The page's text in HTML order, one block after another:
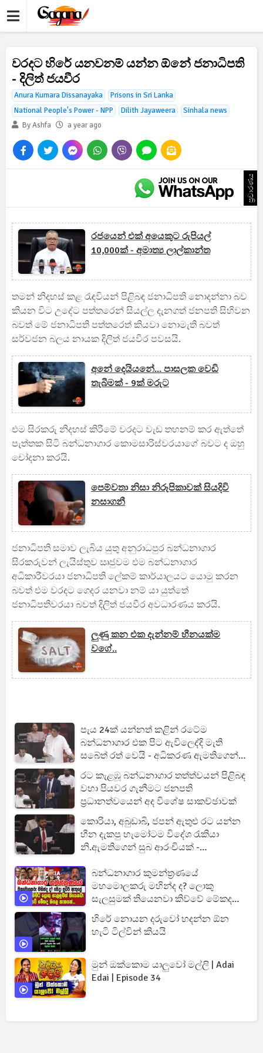
වරදට හිරේ යනවනම් යන්න ඕනේ ජනාධිපති
- දිලිත් ජයවීර
Anura Kumara Dissanayaka
Prisons in Sri Lanka
National People's Power - NPP
Dilith Jayaweera
Sinhala news
By Ashfa
a year ago
ප්‍රචාරණය
රජයෙන් එක් අයෙකුට රුපියල්
10,000ක් - අමාත්‍ය ලාල්කාන්ත
තමන් නිදහස් කළ රැඳවියන් පිළිබඳ ජනාධිපති නොදන්නා බව
කියන විට උදේට පත්තරෙන් සියල්ල දැනගත් ජනපති සිහිවන
බවත් මේ ජනාධිපති පත්තරෙත් කියවා නොමැති බවත්
සර්වජන බලය නායක දිලිත් ජයවීර පවසයි.
අනේ දෙයියනේ... පාසලක වෙඩි
තැබීමක් - 9ක් මරුට
එම සිරකරු නිදහස් කිරීමේ වරදට වැඩ තහනම් කර ඇත්තේ
පැත්තක සිටි බන්ධනාගාර කොමසාරිස්වරයාගේ බවට ද ඔහු
චෝදනා කරයි.
පෙම්වතා නිසා නිරූපිකාවක් සියදිවි
නසාගනී
ජනාධිපති සමාව ලැබිය යුතු අනුරාධපුර බන්ධනාගාර
සිරකරුවන් ලැයිස්තුව ඍජුවම එම බන්ධනාගාර
අධිකාරීවරයා ජනාධිපති ලේකම් කාර්යාලයට යොමු කරන
බවත් එම වරදට ගෙදර යනවා නම් යා යුත්තේ
ජනාධිපතිවරයා බවත් දිලිත් ජයවීර අවධාරණය කරයි.
ලුණු කන එක දැන්නම් හීනයක්ම
වගේ..
පැය 24ක් යන්නත් කළින් රටේම
බන්ධනාගාර එක පිට ඇවිලෙද්දි මැති
සබේත් රත් වෙයි - අධිකරණ ඇමතිගෙන්
පැහැදිලි කිරීමක් ඉල්ලයි
රට කැළඹූ බන්ධනාගාර තත්ත්වයන් පිළිබඳ
වහා පියවර ගැනීමට ජනපති
ප්‍රධානත්වයෙන් අද විශේෂ සාකච්ඡාවක්
කොරියා, අබුඩාබි, ජපන් ඇතුළු රට යන්න
හීන දැකපු හැමෝටම විදේශ රැකියා
නි.ඇමතිගෙන් සුබ ආරංචියක් -
බන්ධනාගාර කුමන්ත්‍රණයේ
මහමොලකරු මහින්ද ද? ලොකු
සැලසුමක් තියෙනවා කිව්වේ මේකද
කියල සැකයක්...
හිරේ නොයන දරුවෝ හදන්න ඕන
හැටි ටිල්වින් කියයි
මුන් ඔක්කොම යාලුවෝ මල්ලි | Adai
Edai | Episode 34